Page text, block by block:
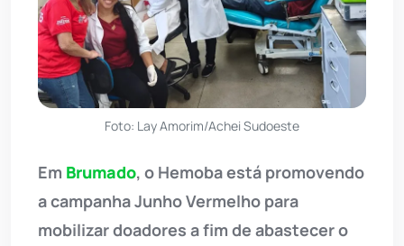
Foto: Lay Amorim/Achei Sudoeste
Em Brumado, o Hemoba está promovendo
a campanha Junho Vermelho para
mobilizar doadores a fim de abastecer o